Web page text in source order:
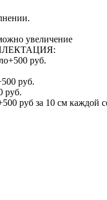
увеличение
руб.
руб.
руб.
руб за 10 см каждой